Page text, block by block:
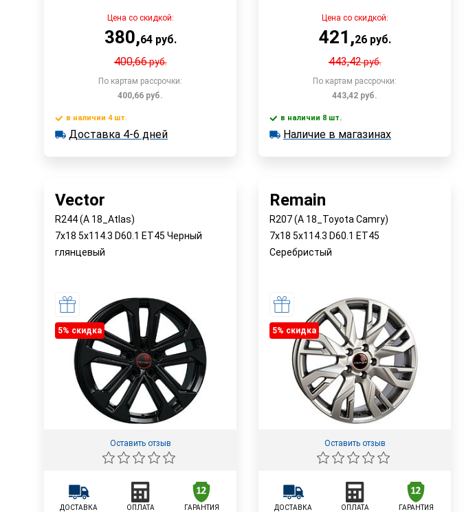
Цена со скидкой:
380,64руб.
400,66руб.
По картам рассрочки:
400,66 руб.
В корзину
в наличии 4 шт. Доставка 4-6 дней
в наличии 4 шт.
Доставка 4-6 дней
Цена со скидкой:
421 ,26руб.
443,42руб.
По картам рассрочки:
443,42 руб.
В корзину
в наличии 8 шт.
в наличии 8 шт.
Наличие в магазинах
Vector
R244 (A 18_Atlas)
7x18 5x114.3 D60.1 ET45 Черный
глянцевый
5% cкидка
Оставить отзыв
ДОСТАВКА ОПЛАТА ГАРАНТИЯ
Remain
R207 (A 18_Toyota Camry)
7x18 5x114.3 D60.1 ET45
Серебристый
5% cкидка
Оставить отзыв
ДОСТАВКА ОПЛАТА ГАРАНТИЯ